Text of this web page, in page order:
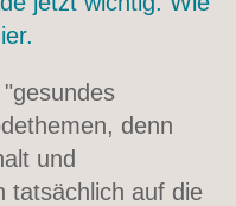
denn
und
tatsächlich auf die